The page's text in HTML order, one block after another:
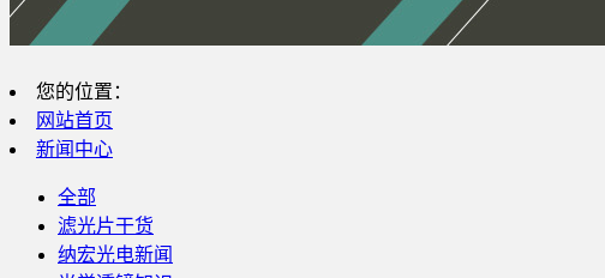
您的位置：
网站首页
新闻中心
全部
滤光片干货
纳宏光电新闻